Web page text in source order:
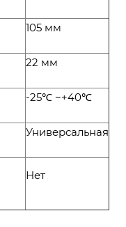
105 мм
22 мм
-25℃ ~+40℃
Универсальная
Нет